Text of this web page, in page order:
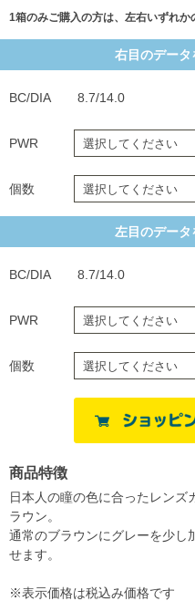
1箱のみご購入の方は、左右いずれ
右目のデー
BC/DIA 8.7/14.0
PWR
個数
左目のデー
BC/DIA 8.7/14.0
PWR
個数
商品特徴
日本人の瞳の色に合ったレン
ラウン。
通常のブラウンにグレーを少し
せます。
※表示価格は税込み価格です